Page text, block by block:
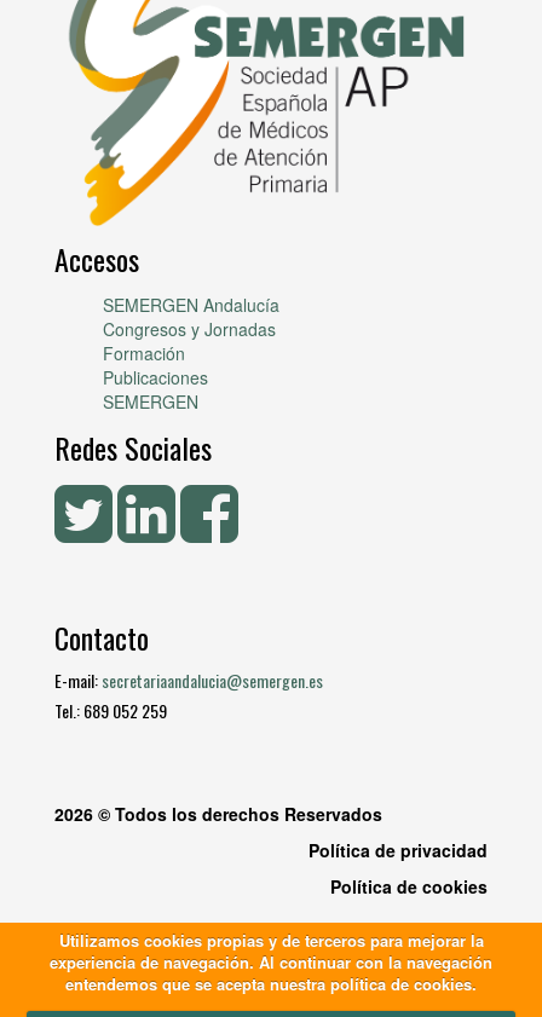
Accesos
SEMERGEN Andalucía
Congresos y Jornadas
Formación
Publicaciones
SEMERGEN
Redes Sociales
Contacto
E-mail:secretariaandalucia@semergen.es
Tel.: 689 052 259
2026 © Todos los derechos Reservados
Política de privacidad
Política de cookies
Utilizamos cookies propias y de terceros para mejorar la
experiencia de navegación. Al continuar con la navegación
entendemos que se acepta nuestra política de cookies.